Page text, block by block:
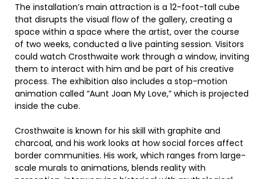
The installation’s main attraction is a 12-foot-tall cube
that disrupts the visual flow of the gallery, creating a
space within a space where the artist, over the course
of two weeks, conducted a live painting session. Visitors
could watch Crosthwaite work through a window, inviting
them to interact with him and be part of his creative
process. The exhibition also includes a stop-motion
animation called “Aunt Joan My Love,” which is projected
inside the cube.
Crosthwaite is known for his skill with graphite and
charcoal, and his work looks at how social forces affect
border communities. His work, which ranges from large-
scale murals to animations, blends reality with